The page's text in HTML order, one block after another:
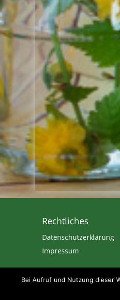
Rechtliches
Datenschutzerklärung
Impressum
Bei Aufruf und Nutzung dieser